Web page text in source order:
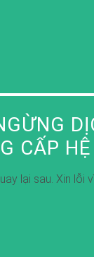
CẤP
lại sau. Xin lỗi